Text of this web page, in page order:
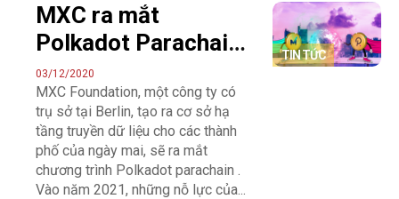
TIN TỨC
MXC ra mắt
Polkadot Parachain
để cung cấp năng
lượng cho các thành
phố thông minh trên
khắp châu Á
03/12/2020
MXC Foundation, một công ty có
trụ sở tại Berlin, tạo ra cơ sở hạ
tầng truyền dữ liệu cho các thành
phố của ngày mai, sẽ ra mắt
chương trình Polkadot parachain .
Vào năm 2021, những nỗ lực của...